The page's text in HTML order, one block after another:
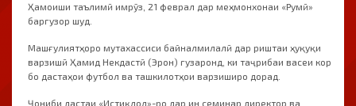
Ҳамоиши таълимӣ имрӯз, 21 феврал дар меҳмонхонаи «Румӣ»
баргузор шуд.
Машғулиятҳоро мутахассиси байналмилалӣ дар риштаи ҳуқуқи
варзишӣ Ҳамид Некдастӣ (Эрон) гузаронд, ки таҷрибаи васеи кор
бо дастаҳои футбол ва ташкилотҳои варзиширо дорад.
Ҷониби дастаи «Истиқлол»-ро дар ин семинар директор ва